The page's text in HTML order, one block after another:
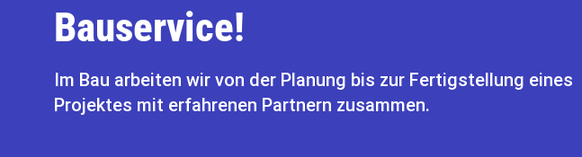
Bauservice!
Im Bau arbeiten wir von der Planung bis zur Fertigstellung eines
Projektes mit erfahrenen Partnern zusammen.